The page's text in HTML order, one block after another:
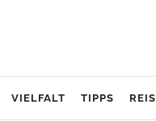
VIELFALT TIPPS